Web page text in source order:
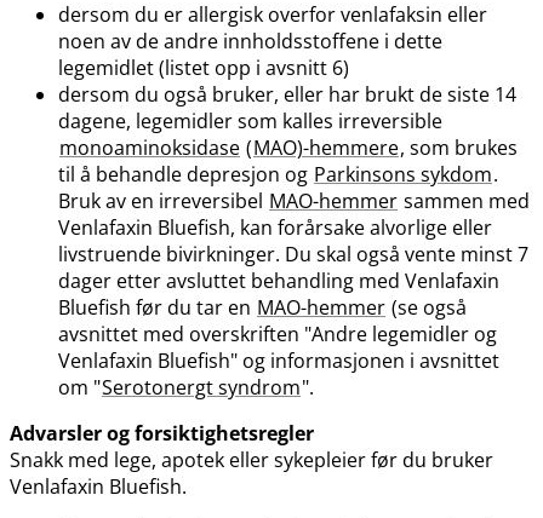
dersom du er allergisk overfor venlafaksin eller
noen av de andre innholdsstoffene i dette
legemidlet (listet opp i avsnitt 6)
dersom du også bruker, eller har brukt de siste 14
dagene, legemidler som kalles irreversible
monoaminoksidase (MAO)-hemmere, som brukes
til å behandle depresjon og Parkinsons sykdom.
Bruk av en irreversibel MAO-hemmer sammen med
Venlafaxin Bluefish, kan forårsake alvorlige eller
livstruende bivirkninger. Du skal også vente minst 7
dager etter avsluttet behandling med Venlafaxin
Bluefish før du tar en MAO-hemmer (se også
avsnittet med overskriften "Andre legemidler og
Venlafaxin Bluefish" og informasjonen i avsnittet
om "Serotonergt syndrom".
Advarsler og forsiktighetsregler
Snakk med lege, apotek eller sykepleier før du bruker
Venlafaxin Bluefish.